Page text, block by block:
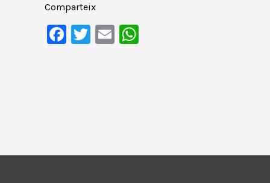
Comparteix
Facebook
Twitter
Email